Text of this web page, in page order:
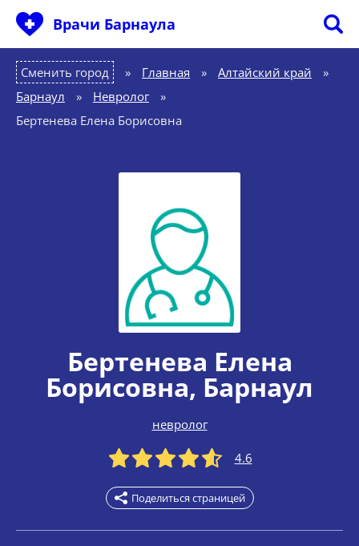
Врачи Барнаула
Сменить город Главная » Алтайский край
»
Барнаул
» Невролог
»
Бертенева Елена Борисовна
Бертенева Елена
Борисовна, Барнаул
невролог
4.6
Поделиться страницей